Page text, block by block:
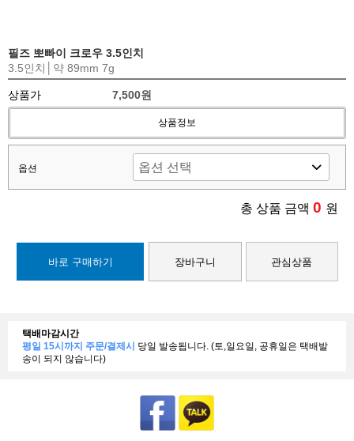
필즈 뽀빠이 크로우 3.5인치
3.5인치│약 89mm 7g
상품가 7,500원
상품정보
옵션
총 상품 금액 0 원
바로 구매하기 장바구니 관심상품
택배마감시간
평일 15시까지 주문/결제시 당일 발송됩니다. (토,일요일, 공휴일은 택배발
송이 되지 않습니다)